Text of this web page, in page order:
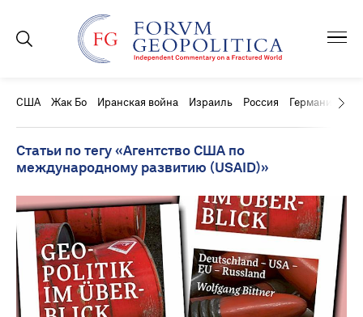
США Жак Бо Иранская война Израиль Россия Германия
Статьи по тегу «Агентство США по
международному развитию (USAID)»